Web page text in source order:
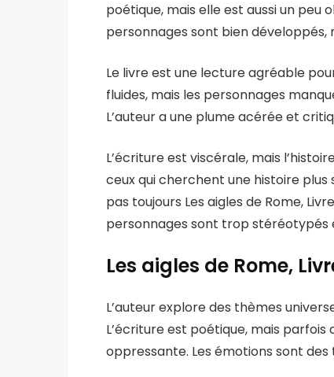
poétique, mais elle est aussi un peu
personnages sont bien développés,
Le livre est une lecture agréable
fluides, mais les personnages
L’auteur a une plume acérée et
L’écriture est viscérale, mais
ceux qui cherchent une histoire plus
pas toujours Les aigles de Rome,
personnages sont trop
Les aigles de Rome,
L’auteur explore des thèmes
L’écriture est poétique, mais
oppressante. Les émotions sont